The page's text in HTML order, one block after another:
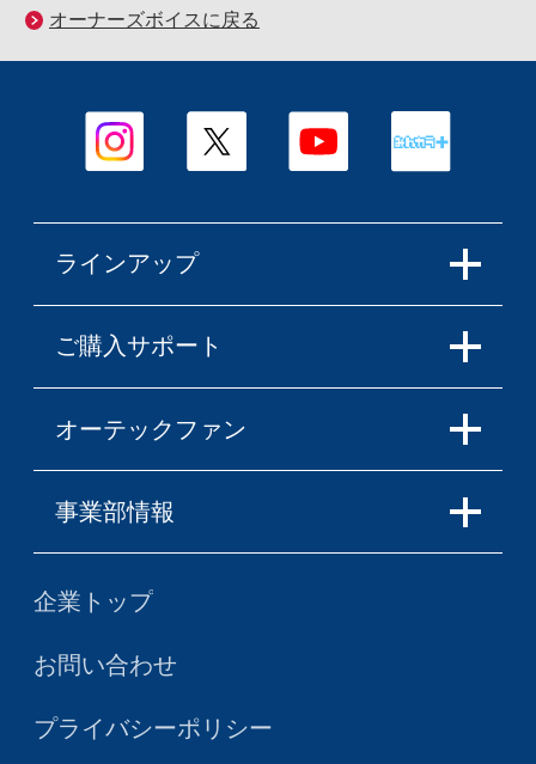
オーナーズボイスに戻る
ラインアップ
ご購入サポート
オーテックファン
事業部情報
企業トップ
お問い合わせ
プライバシーポリシー